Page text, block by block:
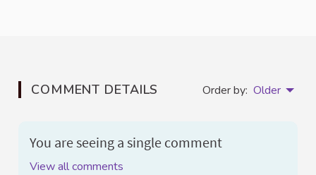
COMMENT DETAILS Order by: Older
You are seeing a single comment
View all comments